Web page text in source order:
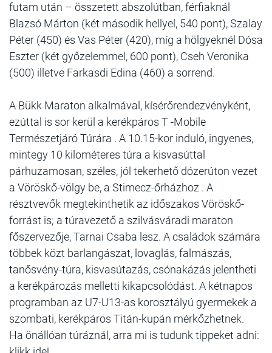
futam után – összetett abszolútban, férfiaknál
Blazsó Márton (két második hellyel, 540 pont), Szalay
Péter (450) és Vas Péter (420), míg a hölgyeknél Dósa
Eszter (két győzelemmel, 600 pont), Cseh Veronika
(500) illetve Farkasdi Edina (460) a sorrend.
A Bükk Maraton alkalmával, kísérőrendezvényként,
ezúttal is sor kerül a kerékpáros T -Mobile
Természetjáró Túrára . A 10.15-kor induló, ingyenes,
mintegy 10 kilométeres túra a kisvasúttal
párhuzamosan, széles, jól tekerhető dózerúton vezet
a Vöröskő-völgy be, a Stimecz-őrházhoz . A
résztvevők megtekinthetik az időszakos Vöröskő-
forrást is; a túravezető a szilvásváradi maraton
főszervezője, Tarnai Csaba lesz. A családok számára
többek közt barlangászat, lovaglás, falmászás,
tanősvény-túra, kisvasútazás, csónakázás jelentheti
a kerékpározás melletti kikapcsolódást. A kétnapos
programban az U7-U13-as korosztályú gyermekek a
szombati, kerékpáros Titán-kupán mérkőzhetnek.
Ha önállóan túráznál, arra mi is tudunk tippeket adni: